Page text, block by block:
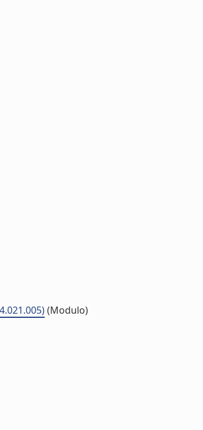
(Modulo)